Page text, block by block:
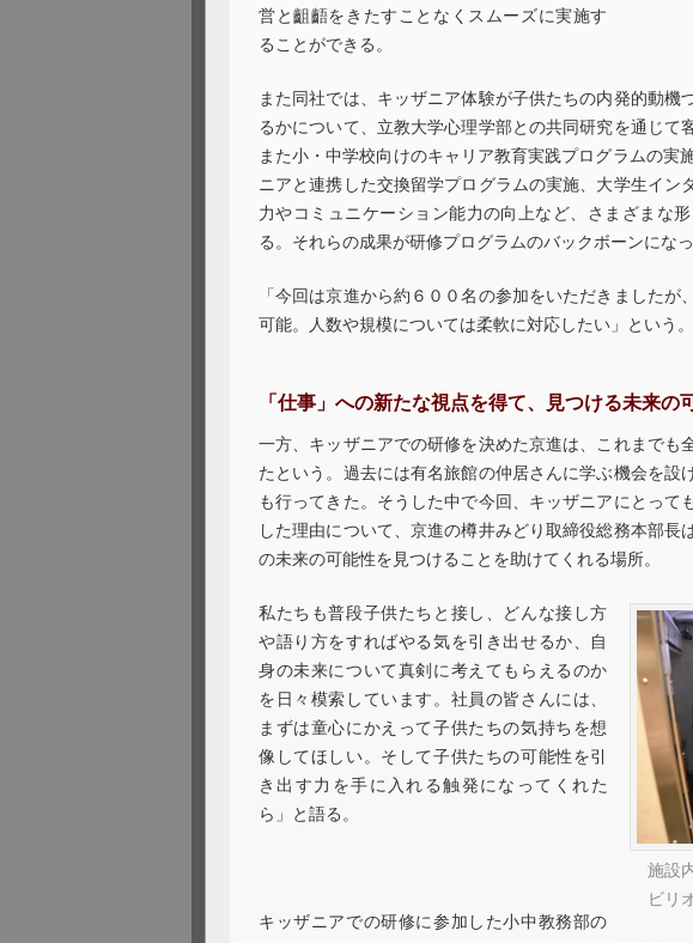
営と齟齬をきたすことなくスムーズに実施す
ることができる。
また同社では、キッザニア体験が子供たちの内発的動機
るかについて、立教大学心理学部との共同研究を通じて
また小・中学校向けのキャリア教育実践プログラムの実
ニアと連携した交換留学プログラムの実施、大学生イン
力やコミュニケーション能力の向上など、さまざまな
る。それらの成果が研修プログラムのバックボーンにな
「今回は京進から約６００名の参加をいただきました
可能。人数や規模については柔軟に対応したい」という。
「仕事」への新たな視点を得て、見つける未来の
一方、キッザニアでの研修を決めた京進は、これまでも
たという。過去には有名旅館の仲居さんに学ぶ機会を設
も行ってきた。そうした中で今回、キッザニアにとって
した理由について、京進の樽井みどり取締役総務本部長
の未来の可能性を見つけることを助けてくれる場所。
施設
ビリ
私たちも普段子供たちと接し、どんな接し方
や語り方をすればやる気を引き出せるか、自
身の未来について真剣に考えてもらえるのか
を日々模索しています。社員の皆さんには、
まずは童心にかえって子供たちの気持ちを想
像してほしい。そして子供たちの可能性を引
き出す力を手に入れる触発になってくれた
ら」と語る。
キッザニアでの研修に参加した小中教務部の